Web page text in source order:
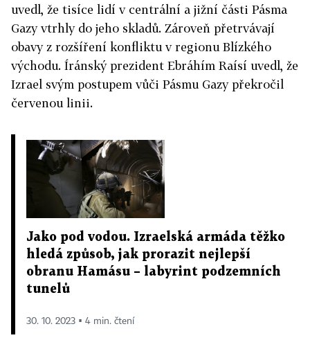
uvedl, že tisíce lidí v centrální a jižní části Pásma
Gazy vtrhly do jeho skladů. Zároveň přetrvávají
obavy z rozšíření konfliktu v regionu Blízkého
východu. Íránský prezident Ebráhím Raísí uvedl, že
Izrael svým postupem vůči Pásmu Gazy překročil
červenou linii.
Jako pod vodou. Izraelská armáda těžko
hledá způsob, jak prorazit nejlepší
obranu Hamásu – labyrint podzemních
tunelů
30. 10. 2023 ▪ 4 min. čtení